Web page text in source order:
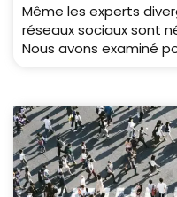
Même les experts
réseaux sociaux sont
Nous avons examiné